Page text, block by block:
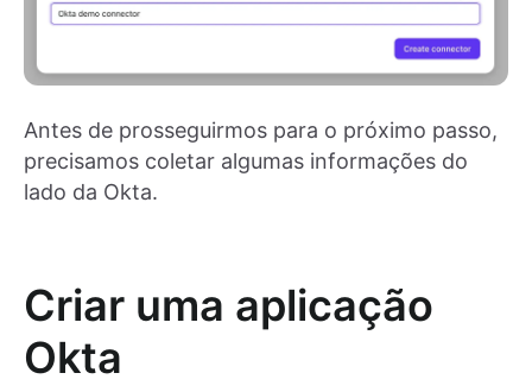
Antes de prosseguirmos para o próximo passo,
precisamos coletar algumas informações do
lado da Okta.
Criar uma aplicação
Okta